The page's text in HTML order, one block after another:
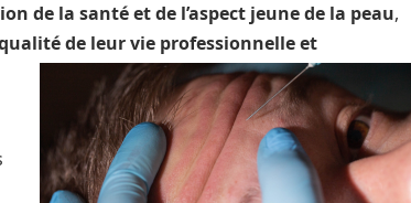
de la santé et de l’aspect jeune de la peau,
de leur vie professionnelle et